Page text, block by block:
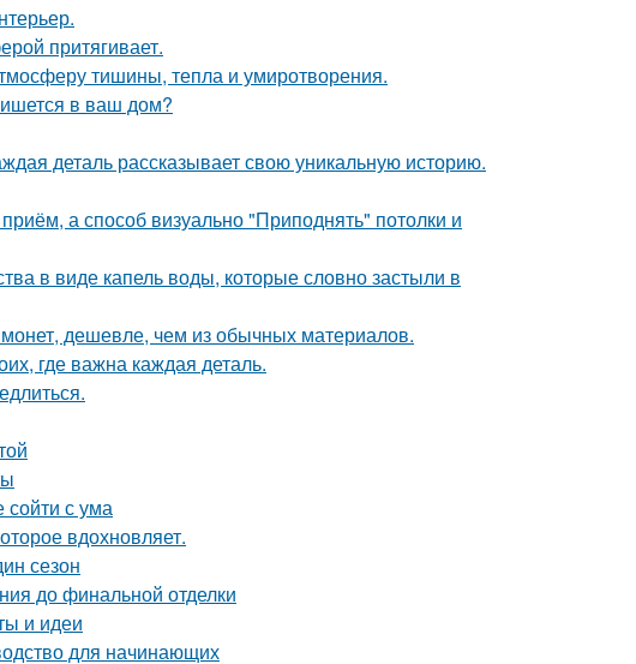
притягивает.
тишины, тепла и умиротворения.
в ваш дом?
деталь рассказывает свою уникальную историю.
а способ визуально "Приподнять" потолки и
в виде капель воды, которые словно застыли в
дешевле, чем из обычных материалов.
где важна каждая деталь.
сойти с ума
вдохновляет.
сезон
до финальной отделки
и идеи
для начинающих